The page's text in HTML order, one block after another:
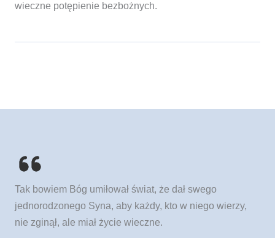
wieczne potępienie bezbożnych.
Tak bowiem Bóg umiłował świat, że dał swego
jednorodzonego Syna, aby każdy, kto w niego wierzy,
nie zginął, ale miał życie wieczne.